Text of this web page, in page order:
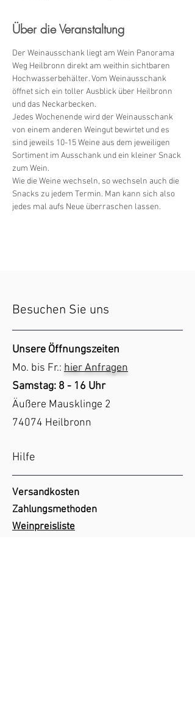
Über die Veranstaltung
Der Weinausschank liegt am Wein Panorama
Weg Heilbronn direkt am weithin sichtbaren
Hochwasserbehälter. Vom Weinausschank
öffnet sich ein toller Ausblick über Heilbronn
und das Neckarbecken.
Jedes Wochenende wird der Weinausschank
von einem anderen Weingut bewirtet und es
sind jeweils 10-15 Weine aus dem jeweiligen
Sortiment im Ausschank und ein kleiner Snack
zum Wein.
Wie die Weine wechseln, so wechseln auch die
Snacks zu jedem Termin. Man kann sich also
jedes mal aufs Neue überraschen lassen.
Besuchen Sie uns
Unsere Öffnungszeiten
Mo. bis Fr.: hierAnfragen
Samstag: 8 - 16 Uhr
Äußere Mausklinge 2
74074 Heilbronn
Hilfe
Versandkosten
Zahlungsmethoden
Weinpreisliste